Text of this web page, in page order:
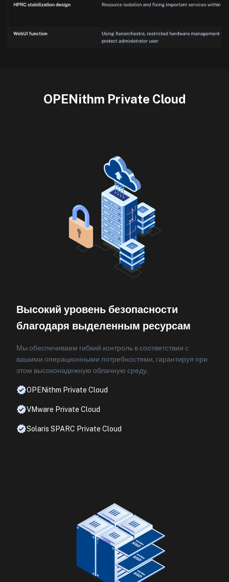
OPENithm Private Cloud
Высокий уровень безопасности
благодаря выделенным ресурсам
Мы обеспечиваем гибкий контроль в соответствии с
вашими операционными потребностями, гарантируя при
этом высоконадежную облачную среду.
OPENithm Private Cloud
VMware Private Cloud
Solaris SPARC Private Cloud